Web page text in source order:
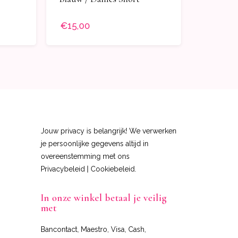
€15,00
Jouw privacy is belangrijk! We verwerken
je persoonlijke gegevens altijd in
overeenstemming met ons
Privacybeleid
Cookiebeleid
In onze winkel betaal je veilig
met
Bancontact, Maestro, Visa, Cash,